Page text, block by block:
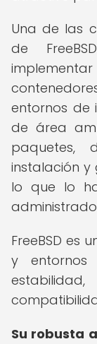
Una de las
de
entornos de
de área
paquetes,
instalación y
lo que lo
FreeBSD es
y
Su robusta